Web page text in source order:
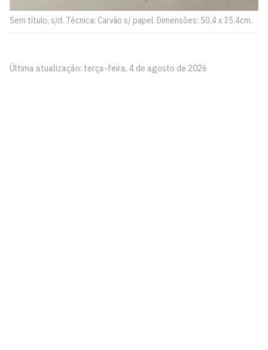
Sem título, s/d. Técnica: Carvão s/ papel. Dimensões: 50,4 x 35,4cm.
Última atualização: terça-feira, 4 de agosto de 2026